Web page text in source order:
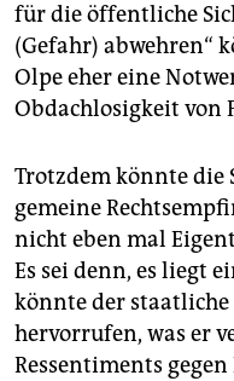
für die öffentliche
(Gefahr) abwehren“
Olpe eher eine
Obdachlosigkeit von
Trotzdem könnte die
gemeine
nicht eben mal
Es sei denn, es liegt
könnte der
hervorrufen, was er
Ressentiments